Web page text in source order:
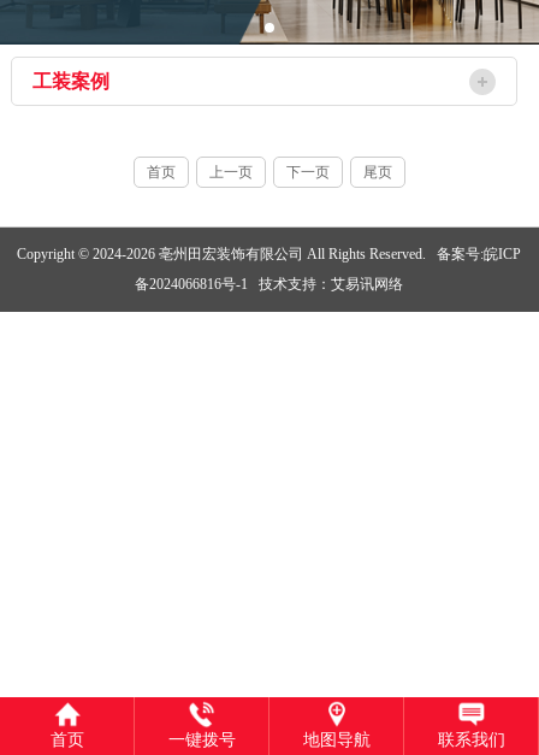
工装案例
首页 上一页 下一页 尾页
Copyright © 2024-2026 亳州田宏装饰有限公司 All Rights Reserved.
备案号:皖ICP
备2024066816号-1
技术支持：艾易讯网络
首页 一键拨号 地图导航 联系我们